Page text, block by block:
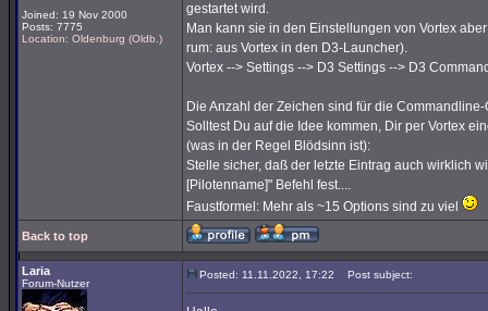
Joined: 19 Nov 2000
Posts: 7775
Location: Oldenburg (Oldb.)
gestartet wird.
Man kann sie in den Einstellungen von Vortex
rum: aus Vortex in den D3-Launcher).
Vortex --> Settings --> D3 Settings --> D3
Die Anzahl der Zeichen sind für die
Solltest Du auf die Idee kommen, Dir per Vortex
(was in der Regel Blödsinn ist):
Stelle sicher, daß der letzte Eintrag auch wirklich
[Pilotenname]" Befehl fest....
Faustformel: Mehr als ~15 Options sind zu viel
Back to top
Laria
Forum-Nutzer
Posted: 11.11.2022, 17:22 Post subject: